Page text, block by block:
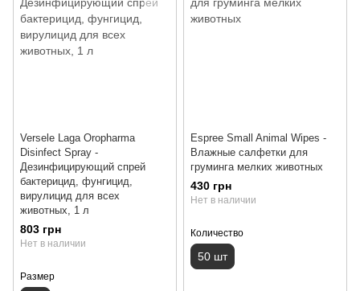
Versele Laga Oropharma
Disinfect Spray -
Дезинфицирующий спрей
бактерицид, фунгицид,
вирулицид для всех
животных, 1 л
803 грн
Нет в наличии
Размер
Espree Small Animal Wipes -
Влажные салфетки для
груминга мелких животных
430 грн
Нет в наличии
Количество
50 шт